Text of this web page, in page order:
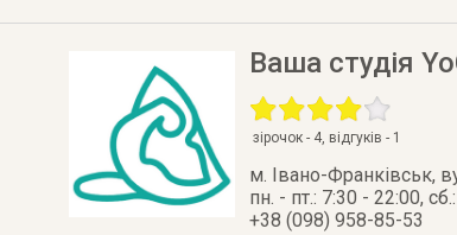
Ваша студія
зірочок - 4, відгуків - 1
м. Івано-Франківськ,
пн. - пт.: 7:30 - 22:00,
+38 (098) 958-85-53